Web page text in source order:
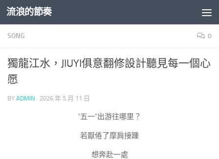
Skip to content
流浪的節奏
SONG 0
獨龍江水，JIUYI俱意翻修設計聽見每一個心
愿
BY ADMIN · 2026 年 5 月 11 日
“五一”出游往哪里？
若厭倦了摩肩接踵
想奔赴一處